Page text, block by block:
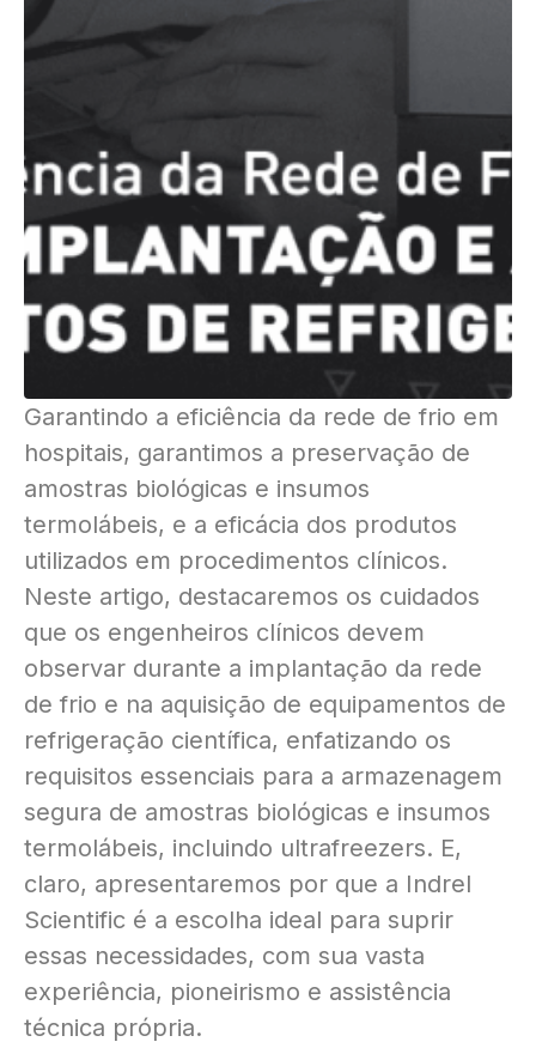
Garantindo a eficiência da rede de frio em
hospitais, garantimos a preservação de
amostras biológicas e insumos
termolábeis, e a eficácia dos produtos
utilizados em procedimentos clínicos.
Neste artigo, destacaremos os cuidados
que os engenheiros clínicos devem
observar durante a implantação da rede
de frio e na aquisição de equipamentos de
refrigeração científica, enfatizando os
requisitos essenciais para a armazenagem
segura de amostras biológicas e insumos
termolábeis, incluindo ultrafreezers. E,
claro, apresentaremos por que a Indrel
Scientific é a escolha ideal para suprir
essas necessidades, com sua vasta
experiência, pioneirismo e assistência
técnica própria.